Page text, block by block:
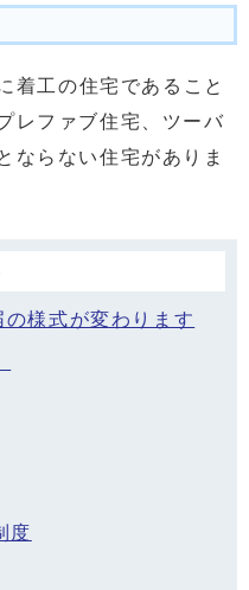
着工の住宅であること
レファブ住宅、ツーバ
ならない住宅がありま
様式が変わります
度